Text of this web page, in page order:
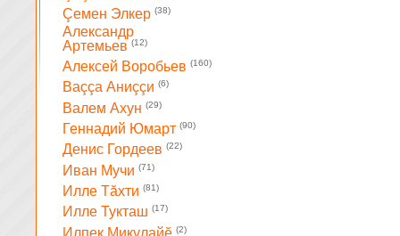
Çемен Элкер (38)
Александр
Артемьев (12)
Алексей Воробьев (160)
Ваççа Аниççи (6)
Валем Ахун (29)
Геннадий Юмарт (90)
Денис Гордеев (22)
Иван Мучи (71)
Илле Тăхти (81)
Илле Тукташ (17)
Илпек Микулайĕ (2)